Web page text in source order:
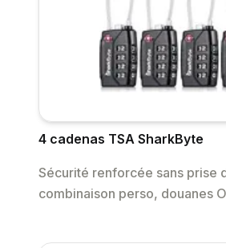
4 cadenas TSA SharkByte
Sécurité renforcée sans prise
combinaison perso, douanes